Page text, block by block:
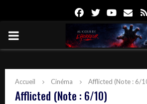
FacebookTwitterYoutube
PRIMARY
Accueil Cinéma Afflicted (Note : 6/
Afflicted (Note : 6/10)